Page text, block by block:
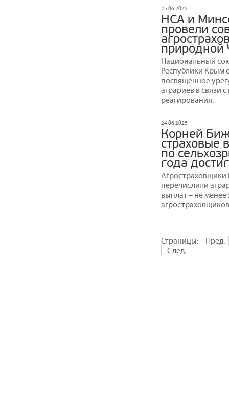
25.06.2025
НСА и
провели
природной
Национальный
Республики Крым
посвященное
аграриев в связи
реагирования.
24.06.2025
Корней
страховые
по
года
Агростраховщики
перечислили
выплат – не
Страницы:
Пред.
След.